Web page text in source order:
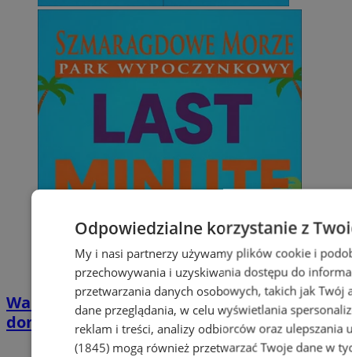
Wakacyjny wypoczynek nad Bałtykiem w
domkach Szmaragdowe Morze
Odpowiedzialne korzystanie z
My i nasi partnerzy używamy plików cookie i
przechowywania i uzyskiwania dostępu do
przetwarzania danych osobowych, takich jak
dane przeglądania, w celu wyświetlania
reklam i treści, analizy odbiorców oraz ulepszania
(1845)mogą również przetwarzać Twoje dane w